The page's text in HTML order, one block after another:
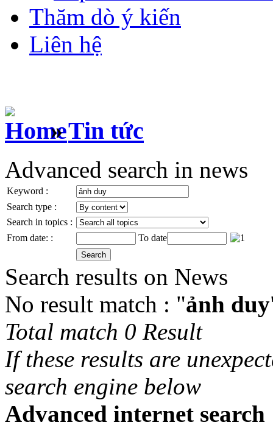
Thăm dò ý kiến
Liên hệ
» Tin tức
Advanced search in news
Keyword :
Search type :
Search in topics :
From date: :
To date
Search results on News
No result match : "ảnh duy
Total match 0 Result
If these results are
search engine below
Advanced internet search